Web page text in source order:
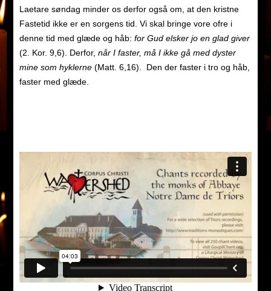
Laetare søndag minder os derfor også om, at den kristne
Fastetid ikke er en sorgens tid. Vi skal bringe vore ofre i
denne tid med glæde og håb: for Gud elsker jo en glad giver
(2. Kor. 9,6). Derfor, når I faster, må I ikke gå med dyster
mine som hyklerne (Matt. 6,16). Den der faster i tro og håb,
faster med glæde.